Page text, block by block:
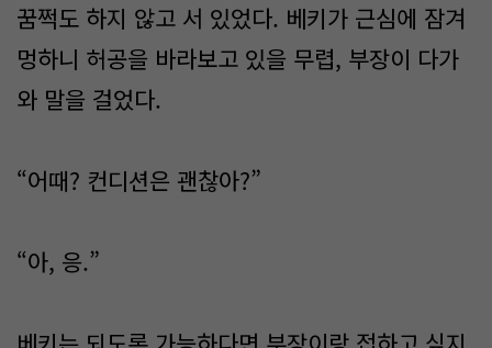
꿈쩍도 하지 않고 서 있었다. 베키가 근심에 잠겨
멍하니 허공을 바라보고 있을 무렵, 부장이 다가
와 말을 걸었다.
“어때? 컨디션은 괜찮아?”
“아, 응.”